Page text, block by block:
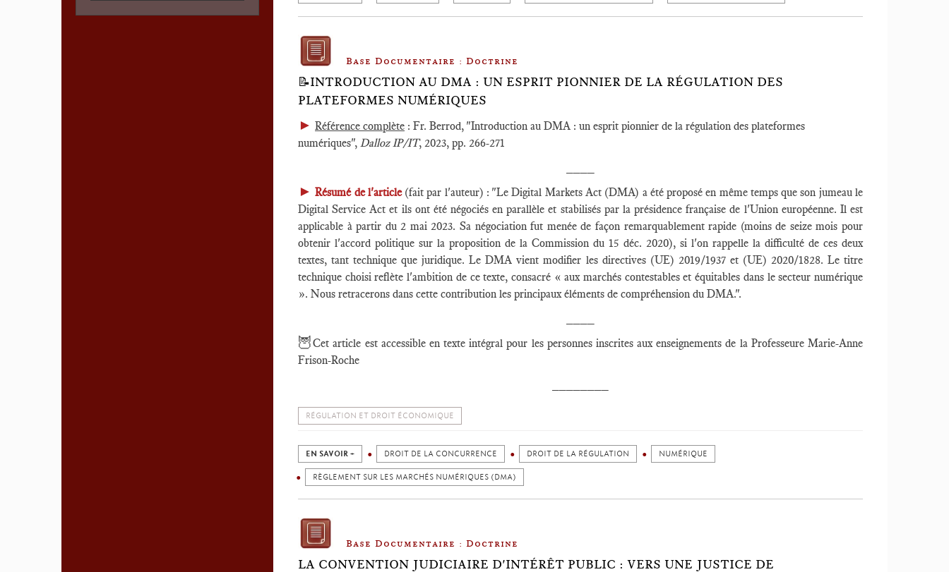
Base Documentaire : Doctrine
📝INTRODUCTION AU DMA : UN ESPRIT PIONNIER DE LA RÉGULATION DES
PLATEFORMES NUMÉRIQUES
► Référence complète : Fr. Berrod, "Introduction au DMA : un esprit pionnier de la régulation des plateformes
numériques", Dalloz IP/IT, 2023, pp. 266-271
►Résumé de l'article(fait par l'auteur) : "Le Digital Markets Act (DMA) a été proposé en même temps que son jumeau le
Digital Service Act et ils ont été négociés en parallèle et stabilisés par la présidence française de l'Union européenne. Il est
applicable à partir du 2 mai 2023. Sa négociation fut menée de façon remarquablement rapide (moins de seize mois pour
obtenir l'accord politique sur la proposition de la Commission du 15 déc. 2020), si l'on rappelle la difficulté de ces deux
textes, tant technique que juridique. Le DMA vient modifier les directives (UE) 2019/1937 et (UE) 2020/1828. Le titre
technique choisi reflète l'ambition de ce texte, consacré « aux marchés contestables et équitables dans le secteur numérique
». Nous retracerons dans cette contribution les principaux éléments de compréhension du DMA.".
🦉Cet article est accessible en texte intégral pour les personnes inscrites aux enseignements de la Professeure Marie-Anne
Frison-Roche
RÉGULATION ET DROIT ÉCONOMIQUE
EN SAVOIR + DROIT DE LA CONCURRENCE DROIT DE LA RÉGULATION NUMÉRIQUE
RÈGLEMENT SUR LES MARCHÉS NUMÉRIQUES (DMA)
Base Documentaire : Doctrine
LA CONVENTION JUDICIAIRE D'INTÉRÊT PUBLIC : VERS UNE JUSTICE DE